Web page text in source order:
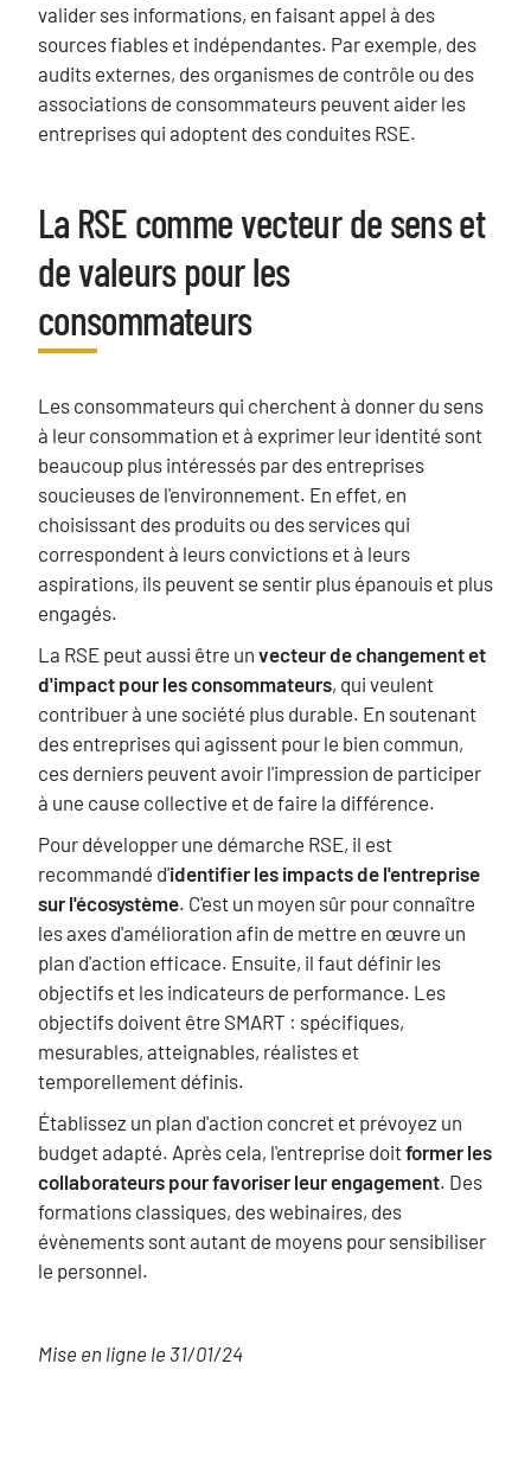
valider ses informations, en faisant appel à des
sources fiables et indépendantes. Par exemple, des
audits externes, des organismes de contrôle ou des
associations de consommateurs peuvent aider les
entreprises qui adoptent des conduites RSE.
Titre
La RSE comme vecteur de sens et
de valeurs pour les
consommateurs
Texte
Les consommateurs qui cherchent à donner du sens
à leur consommation et à exprimer leur identité sont
beaucoup plus intéressés par des entreprises
soucieuses de l'environnement. En effet, en
choisissant des produits ou des services qui
correspondent à leurs convictions et à leurs
aspirations, ils peuvent se sentir plus épanouis et plus
engagés.
La RSE peut aussi être un vecteur de changement et
d'impact pour les consommateurs, qui veulent
contribuer à une société plus durable. En soutenant
des entreprises qui agissent pour le bien commun,
ces derniers peuvent avoir l'impression de participer
à une cause collective et de faire la différence.
Pour développer une démarche RSE, il est
recommandé d'identifier les impacts de l'entreprise
sur l'écosystème. C'est un moyen sûr pour connaître
les axes d'amélioration afin de mettre en œuvre un
plan d'action efficace. Ensuite, il faut définir les
objectifs et les indicateurs de performance. Les
objectifs doivent être SMART : spécifiques,
mesurables, atteignables, réalistes et
temporellement définis.
Établissez un plan d'action concret et prévoyez un
budget adapté. Après cela, l'entreprise doitformer les
collaborateurs pour favoriser leur engagement. Des
formations classiques, des webinaires, des
évènements sont autant de moyens pour sensibiliser
le personnel.
Mise en ligne le 31/01/24